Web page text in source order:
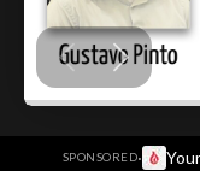
SPONSORED·